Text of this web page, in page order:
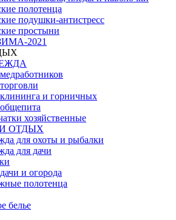
полотенца
подушки-антистресс
простыни
2021
и горничных
хозяйственные
ОТДЫХ
для охоты и рыбалки
для дачи
и огорода
полотенца
белье